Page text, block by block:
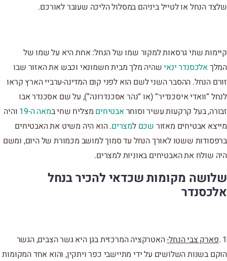
שלצד הנחל או לטייל ביניהם במסלול הליכה שעובר לאורכם.
קיימות שתי גרסאות למקור שמו של הנחל: אחת היא על שמו של
המלךאלכסנדר ינאישהיה מלך מבית חשמונאי וכבש את האזור שבו
זורם הנחל. ההסבר השני לשם הוא לפני קום המדינה-ערביי הארץ קראו
לנחל “וואדי איסכנדיר” (או “נהר אסכנדרונה”), על שם אסכנדר אבו
זבורה, בעל קרקעות עשיר וסוחראבטיחים מצליח שחי במאה ה-19
והיה
מייצא אבטיחים מאזור שכם למצרים. הוא היה משיט את האבטיחים
ברפסודות ששטו לאורך הנחל עד סמוך למושב מכמורת של היום, ומשם
היה שולח את האבטיחים באוניות למצרים.
שלושה מקומות שכדאי להכיר בנחל
אלכסנדר
1 . פארק צבי הנחל-האטרקציה המרכזית בגן היא גשר הצבים, הגשר
הוקם בשנות השלושים על ידי מתיישבי כפר ויתקין, והוא אחד המקומות